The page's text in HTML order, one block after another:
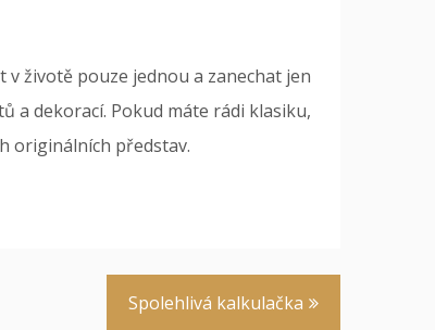
životě pouze jednou a zanechat jen
a dekorací. Pokud máte rádi klasiku,
originálních představ.
Spolehlivá kalkulačka